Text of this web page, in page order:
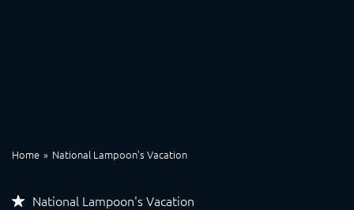
Home National Lampoon's Vacation
National Lampoon's Vacation